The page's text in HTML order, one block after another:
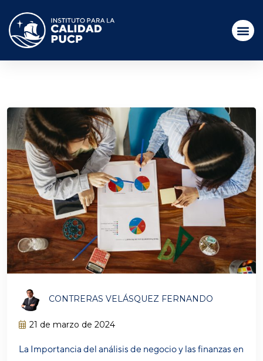
CONTRERAS VELÁSQUEZ FERNANDO
21 de marzo de 2024
La Importancia del análisis de negocio y las finanzas en